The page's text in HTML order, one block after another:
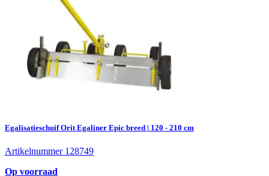
Egalisatieschuif Orit Egaliner Epic breed | 120 - 210 cm
Artikelnummer 128749
Op voorraad